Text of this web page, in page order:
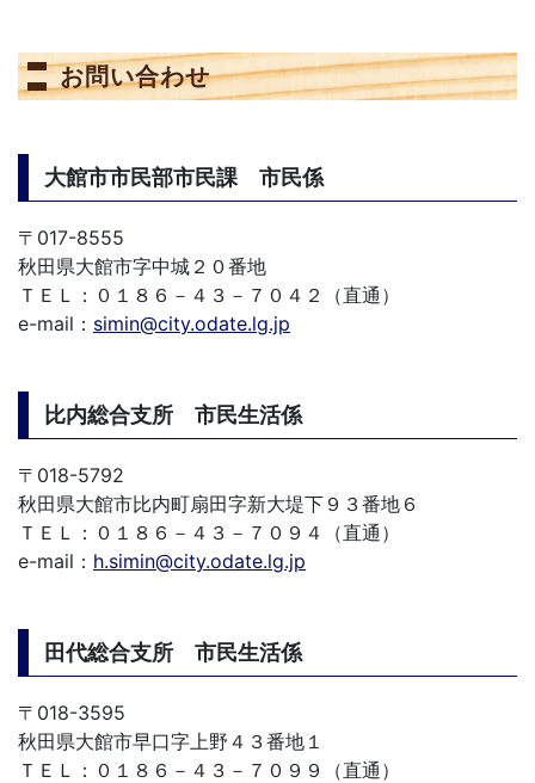
お問い合わせ
大館市市民部市民課 市民係
〒017-8555
秋田県大館市字中城２０番地
ＴＥＬ：０１８６－４３－７０４２（直通）
e-mail： simin@city.odate.lg.jp
比内総合支所 市民生活係
〒018-5792
秋田県大館市比内町扇田字新大堤下９３番地６
ＴＥＬ：０１８６－４３－７０９４（直通）
e-mail： h.simin@city.odate.lg.jp
田代総合支所 市民生活係
〒018-3595
秋田県大館市早口字上野４３番地１
ＴＥＬ：０１８６－４３－７０９９（直通）